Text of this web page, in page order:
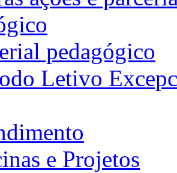
pedagógico
Letivo
e Projetos